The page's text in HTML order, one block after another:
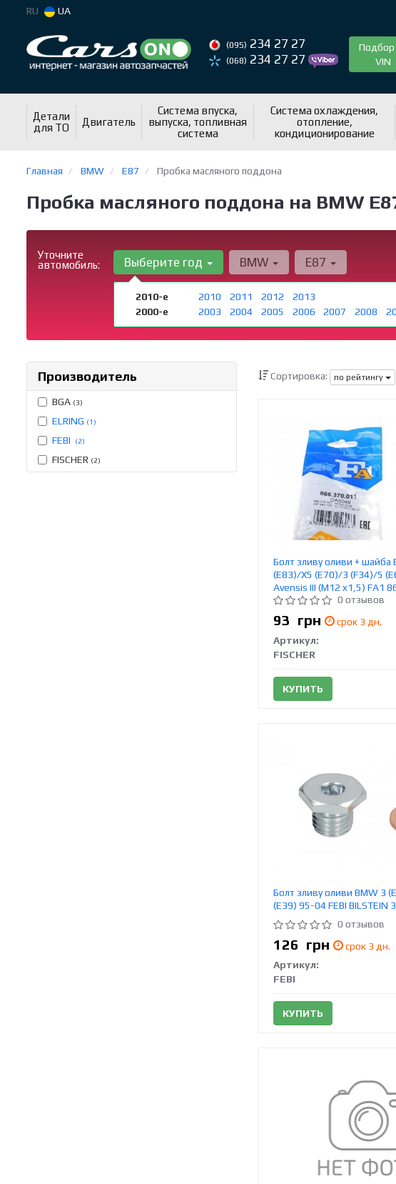
RU UA
(095) 234 27 27
(068) 234 27 27
Подбор
VIN
Детали
для ТО
Двигатель
Система впуска,
выпуска, топливная
система
Система охлаждения,
отопление,
кондиционирование
Главная BMW E87 Пробка масляного поддона
Пробка масляного поддона на BMW
Уточните
автомобиль:
Выберите год
2010-е 2010 2011 2012
2013
2000-е
2003 2004 2005 2006 2007 2008
BMW E87
Производитель
BGA (3)
ELRING (1)
FEBI (2)
FISCHER (2)
Сортировка: по рейтингу
Болт зливу оливи + шайба
(E83)/X5 (E70)/3 (F34)/5
Avensis III (M12 x1,5) FA1
0 отзывов
93 грн
срок 3 дн.
Артикул:
FISCHER
КУПИТЬ
Болт зливу оливи BMW 3
(E39) 95-04 FEBI BILSTEIN
0 отзывов
126 грн
срок 3 дн.
Артикул:
FEBI
КУПИТЬ